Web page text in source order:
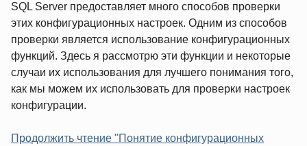
SQL Server предоставляет много способов проверки
этих конфигурационных настроек. Одним из способов
проверки является использование конфигурационных
функций. Здесь я рассмотрю эти функции и некоторые
случаи их использования для лучшего понимания того,
как мы можем их использовать для проверки настроек
конфигурации.
Продолжить чтение "Понятие конфигурационных